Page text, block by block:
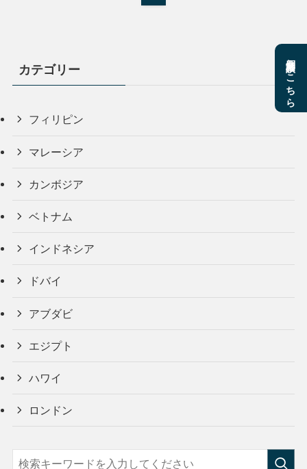
カテゴリー
フィリピン
マレーシア
カンボジア
ベトナム
インドネシア
ドバイ
アブダビ
エジプト
ハワイ
ロンドン
個別相談はこちら